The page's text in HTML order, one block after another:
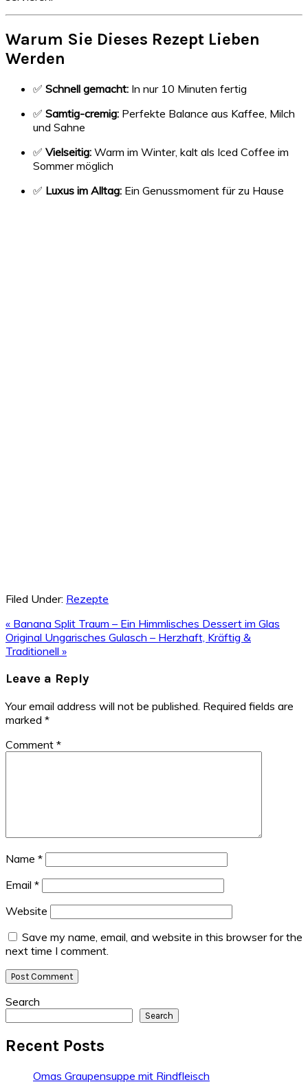
Warum Sie Dieses Rezept Lieben
Werden
✅ Schnell gemacht: In nur 10 Minuten fertig
✅ Samtig-cremig: Perfekte Balance aus Kaffee, Milch
und Sahne
✅ Vielseitig: Warm im Winter, kalt als Iced Coffee im
Sommer möglich
✅ Luxus im Alltag: Ein Genussmoment für zu Hause
Filed Under: Rezepte
Previous
Post:
« Banana Split Traum – Ein Himmlisches Dessert im Glas
Next
Post:
Original Ungarisches Gulasch – Herzhaft, Kräftig &
Traditionell »
Interactions
Leave a Reply
Your email address will not be published. Required fields are
marked *
Comment *
Name *
Email *
Website
Save my name, email, and website in this browser for the
next time I comment.
Primary
Sidebar
Search
Search
Recent Posts
Omas Graupensuppe mit Rindfleisch